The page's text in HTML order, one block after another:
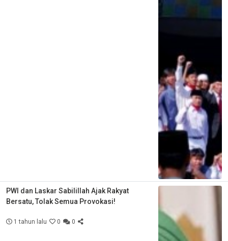
PWI dan Laskar Sabilillah Ajak Rakyat
Bersatu, Tolak Semua Provokasi!
1 tahun lalu 0 0